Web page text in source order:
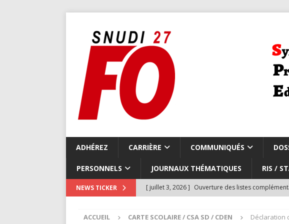
ADHÉREZ CARRIÈRE COMMUNIQUÉS
PERSONNELS JOURNAUX THÉMATIQUES RIS /
NEWS TICKER [ juillet 3, 2026 ] Ouverture des listes
[ juillet 3, 2026 ] Compte-rendu du CSA repli
ACCUEIL CARTE SCOLAIRE / CSA SD / CDEN
Déclaration